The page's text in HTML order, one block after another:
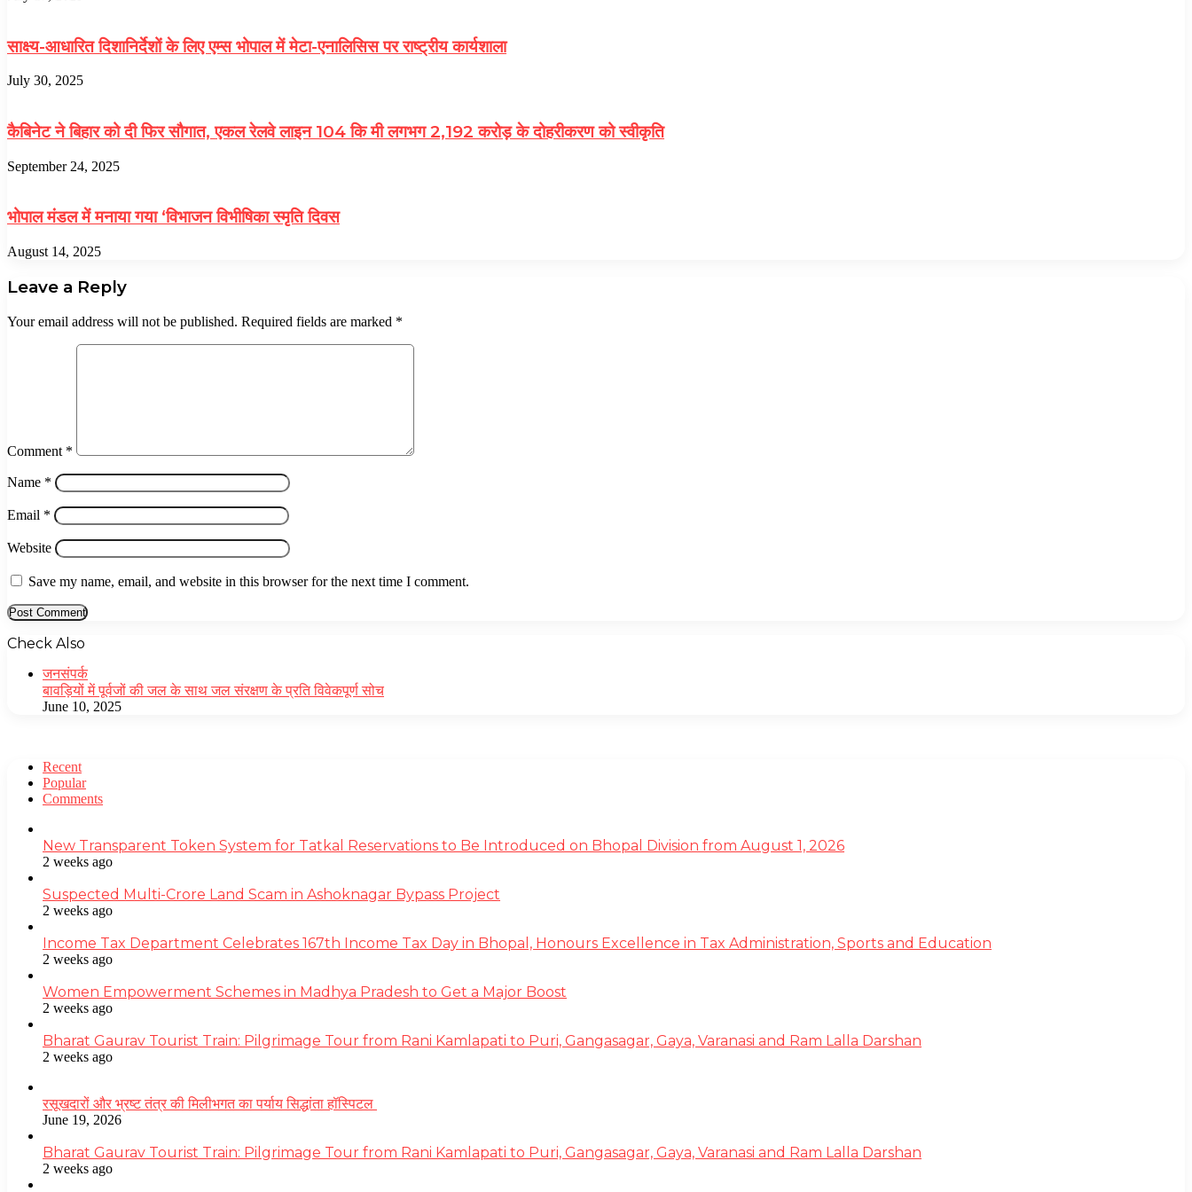
साक्ष्य-आधारित दिशानिर्देशों के लिए एम्स भोपाल में मेटा-एनालिसिस पर राष्ट्रीय कार्यशाला
July 30, 2025
कैबिनेट ने बिहार को दी फिर सौगात, एकल रेलवे लाइन 104 कि मी लगभग 2,192 करोड़ के दोहरीकरण को स्‍वीकृति
September 24, 2025
भोपाल मंडल में मनाया गया ‘विभाजन विभीषिका स्मृति दिवस
August 14, 2025
Leave a Reply
Your email address will not be published. Required fields are marked *
Comment *
Name *
Email *
Website
Save my name, email, and website in this browser for the next time I comment.
Check Also
जनसंपर्क
बावड़ियों में पूर्वजों की जल के साथ जल संरक्षण के प्रति विवेकपूर्ण सोच
June 10, 2025
Recent
Popular
Comments
New Transparent Token System for Tatkal Reservations to Be Introduced on Bhopal Division from August 1, 2026
2 weeks ago
Suspected Multi-Crore Land Scam in Ashoknagar Bypass Project
2 weeks ago
Income Tax Department Celebrates 167th Income Tax Day in Bhopal, Honours Excellence in Tax Administration, Sports and Education
2 weeks ago
Women Empowerment Schemes in Madhya Pradesh to Get a Major Boost
2 weeks ago
Bharat Gaurav Tourist Train: Pilgrimage Tour from Rani Kamlapati to Puri, Gangasagar, Gaya, Varanasi and Ram Lalla Darshan
2 weeks ago
रसूखदारों और भ्रष्ट तंत्र की मिलीभगत का पर्याय सिद्धांता हॉस्पिटल
June 19, 2026
Bharat Gaurav Tourist Train: Pilgrimage Tour from Rani Kamlapati to Puri, Gangasagar, Gaya, Varanasi and Ram Lalla Darshan
2 weeks ago